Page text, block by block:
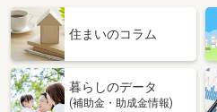
住まいのコラム
暮らしのデータ
(補助金・助成金情報)